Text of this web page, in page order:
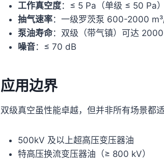
工作真空度：≤ 5 Pa（单级 ≤ 50 Pa）
抽气速率：一级罗茨泵 600-2000
泵油寿命：双级（带气镇）可达
噪音：≤ 70 dB
应用边界
双级真空虽性能卓越，但并非所有场景都适
500kV 及以上超高压变压器油
特高压换流变压器油（≥ 800 kV）